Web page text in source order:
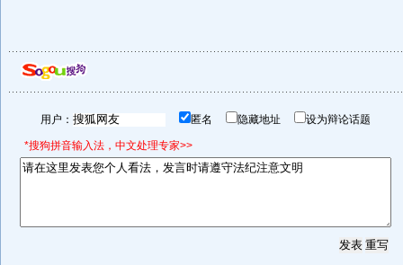
用户： 匿名 隐藏地址 设为辩论话题
*搜狗拼音输入法，中文处理专家>>